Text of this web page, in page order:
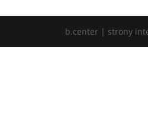
b.center | strony